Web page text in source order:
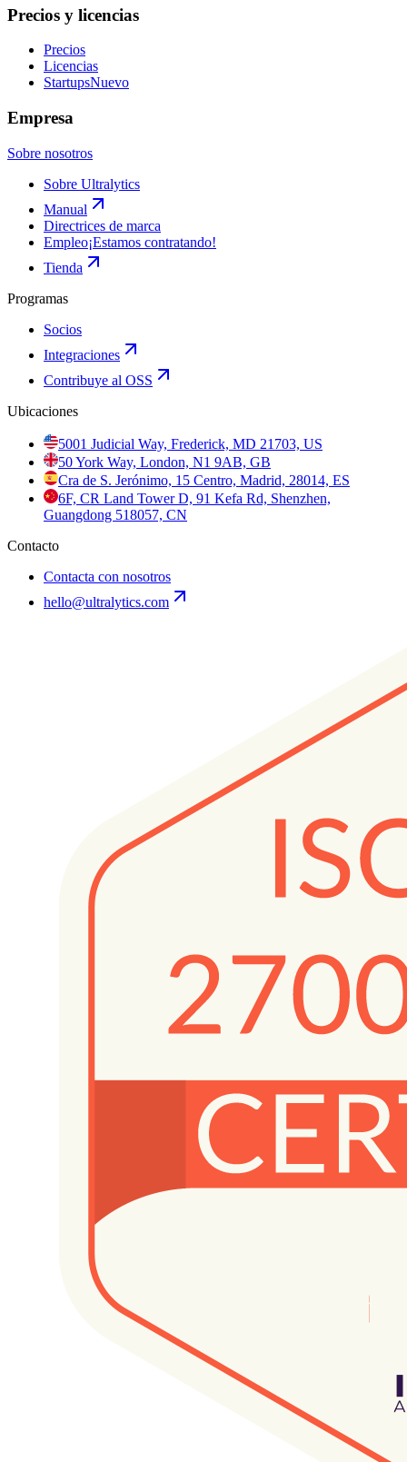
Precios y licencias
Precios
Licencias
StartupsNuevo
Empresa
Sobre nosotros
Sobre Ultralytics
Manual
Directrices de marca
Empleo¡Estamos contratando!
Tienda
Programas
Socios
Integraciones
Contribuye al OSS
Ubicaciones
5001 Judicial Way, Frederick, MD 21703, US
50 York Way, London, N1 9AB, GB
Cra de S. Jerónimo, 15 Centro, Madrid, 28014, ES
6F, CR Land Tower D, 91 Kefa Rd, Shenzhen,
Guangdong 518057, CN
Contacto
Contacta con nosotros
hello@ultralytics.com